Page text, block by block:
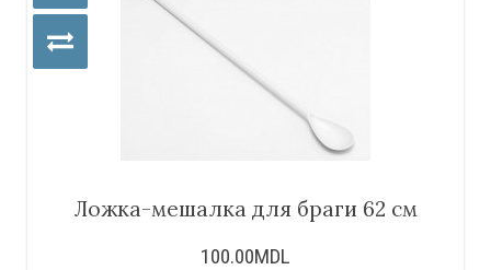
Ложка-мешалка для браги 62 см
100.00MDL